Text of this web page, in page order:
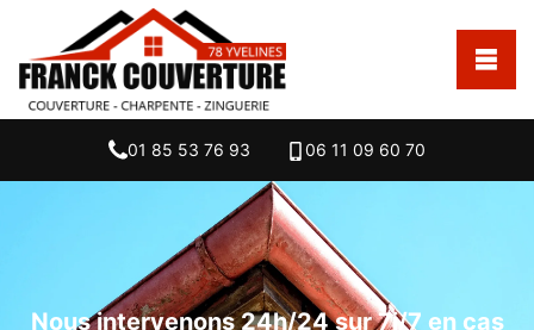
01 85 53 76 93 06 11 09 60 70
Nous intervenons 24h/24 sur 7j/7 en cas